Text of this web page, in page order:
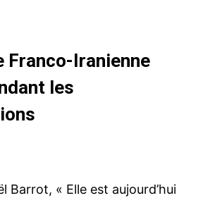
Franco-Iranienne
les
Barrot, « Elle est aujourd’hui